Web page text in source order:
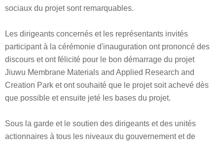
sociaux du projet sont remarquables.
Les dirigeants concernés et les représentants invités
participant à la cérémonie d'inauguration ont prononcé des
discours et ont félicité pour le bon démarrage du projet
Jiuwu Membrane Materials and Applied Research and
Creation Park et ont souhaité que le projet soit achevé dès
que possible et ensuite jeté les bases du projet.
Sous la garde et le soutien des dirigeants et des unités
actionnaires à tous les niveaux du gouvernement et de